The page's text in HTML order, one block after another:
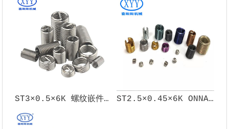
ST3×0.5×6K 螺纹嵌件 | 螺纹修复专用嵌件 ST2.5×0.45×6K ONNA 技术无尾钢丝螺套 细牙螺纹护套嵌件